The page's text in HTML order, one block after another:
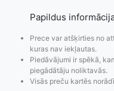
Papildus
Prece var atšķirties no
kuras nav iekļautas.
Piedāvājumi ir spēkā,
piegādātāju noliktavās.
Visās preču kartēs